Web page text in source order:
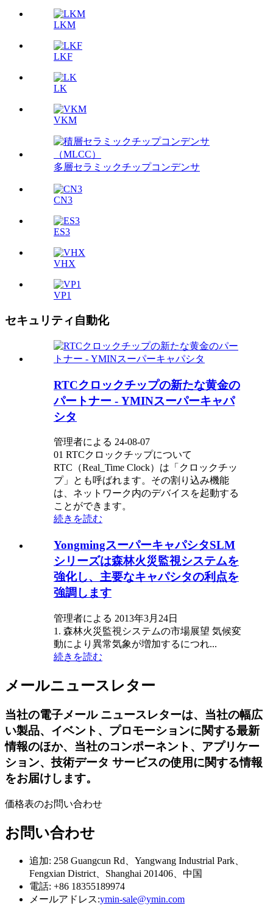
LKM
LKF
LK
VKM
多層セラミックチップコンデンサ
CN3
ES3
VHX
VP1
セキュリティ自動化
RTCクロックチップの新たな黄金の
パートナー - YMINスーパーキャパ
シタ
管理者による 24-08-07
01 RTCクロックチップについて
RTC（Real_Time Clock）は「クロックチッ
プ」とも呼ばれます。その割り込み機能
は、ネットワーク内のデバイスを起動する
ことができます。
続きを読む
YongmingスーパーキャパシタSLM
シリーズは森林火災監視システムを
強化し、主要なキャパシタの利点を
強調します
管理者による 2013年3月24日
1. 森林火災監視システムの市場展望 気候変
動により異常気象が増加するにつれ...
続きを読む
メールニュースレター
当社の電子メール ニュースレターは、当社の幅広
い製品、イベント、プロモーションに関する最新
情報のほか、当社のコンポーネント、アプリケー
ション、技術データ サービスの使用に関する情報
をお届けします。
価格表のお問い合わせ
お問い合わせ
追加: 258 Guangcun Rd、Yangwang Industrial Park、
Fengxian District、Shanghai 201406、中国
電話: +86 18355189974
メールアドレス:ymin-sale@ymin.com